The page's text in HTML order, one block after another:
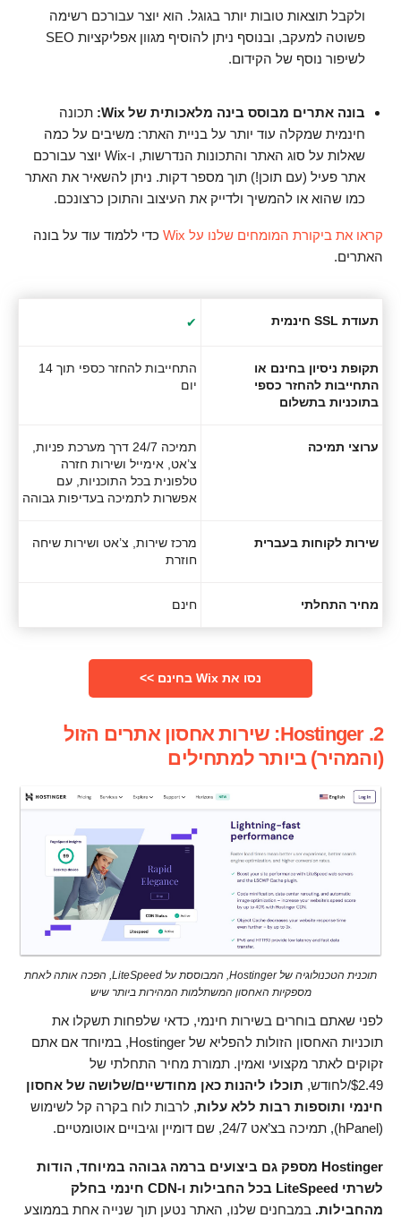
ולקבל תוצאות טובות יותר בגוגל. הוא יוצר עבורכם רשימה
פשוטה למעקב, ובנוסף ניתן להוסיף מגוון אפליקציות SEO
לשיפור נוסף של הקידום.
בונה אתרים מבוסס בינה מלאכותית של Wix:
תכונה
חינמית שמקלה עוד יותר על בניית האתר: משיבים על כמה
שאלות על סוג האתר והתכונות הנדרשות, ו-Wix יוצר עבורכם
אתר פעיל (עם תוכן!) תוך מספר דקות. ניתן להשאיר את האתר
כמו שהוא או להמשיך ולדייק את העיצוב והתוכן כרצונכם.
קראו את ביקורת המומחים שלנו על Wix
כדי ללמוד עוד על בונה
האתרים.
תעודת SSL חינמית ✔
תקופת ניסיון בחינם או
התחייבות להחזר כספי
בתוכניות בתשלום
התחייבות להחזר כספי תוך 14
יום
ערוצי תמיכה
תמיכה 24/7 דרך מערכת פניות,
צ’אט, אימייל ושירות חזרה
טלפונית בכל התוכניות, עם
אפשרות לתמיכה בעדיפות גבוהה
שירות לקוחות בעברית
מרכז שירות, צ’אט ושירות שיחה
חוזרת
מחיר התחלתי חינם
נסו את Wix בחינם >>
2. Hostinger: שירות אחסון אתרים הזול
(והמהיר) ביותר למתחילים
תוכנית הטכנולוגיה של Hostinger, המבוססת על LiteSpeed, הפכה אותה לאחת
מספקיות האחסון המשתלמות המהירות ביותר שיש
לפני שאתם בוחרים בשירות חינמי, כדאי שלפחות תשקלו את
תוכניות האחסון הזולות להפליא של Hostinger, במיוחד אם אתם
זקוקים לאתר מקצועי ואמין. תמורת מחיר התחלתי של
$2.49 /לחודש, תוכלו ליהנות כאן מחודשיים/שלושה של אחסון
חינמי ותוספות רבות ללא עלות, לרבות לוח בקרה קל לשימוש
(hPanel), תמיכה בצ’אט 24/7, שם דומיין וגיבויים אוטומטיים.
Hostinger מספק גם ביצועים ברמה גבוהה במיוחד, הודות
לשרתי LiteSpeed בכל החבילות ו-CDN חינמי בחלק
מהחבילות. במבחנים שלנו, האתר נטען תוך שנייה אחת בממוצע